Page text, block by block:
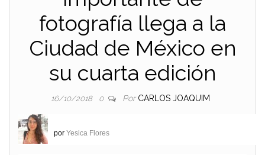
fotografía llega a la
Ciudad de México en
su cuarta edición
16/10/2018 0 Por CARLOS JOAQUIM
por Yesica Flores